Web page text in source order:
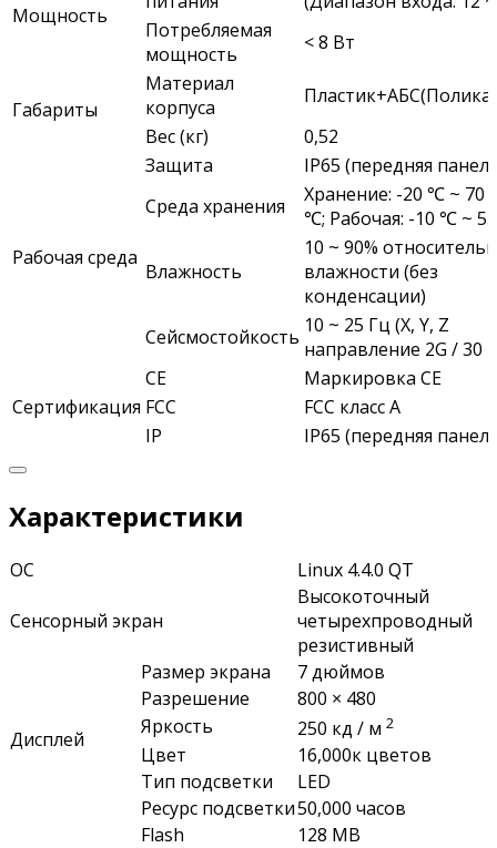
Мощность
Потребляемая
мощность
< 8 Вт
Габариты
Материал
корпуса
Вес (кг)
0,52
Рабочая среда
Защита
IP65 (передняя
Среда хранения
Хранение: -20 ℃ ~ 70
℃; Рабочая: -10 ℃ ~
Влажность
10 ~ 90%
влажности (без
конденсации)
Сейсмостойкость 10 ~ 25 Гц (X, Y, Z
направление 2G / 30
Сертификация
СЕ
Маркировка СЕ
FCC
FCC класс А
IP
IP65 (передняя
Характеристики
ОС Linux 4.4.0 QT
Сенсорный экран
Высокоточный
четырехпроводный
резистивный
Дисплей
Размер экрана
7 дюймов
Разрешение
800 × 480
Яркость
250 кд / м 2
Цвет
16,000к цветов
Тип подсветки
LED
Ресурс подсветки50,000 часов
Flash
128 MB